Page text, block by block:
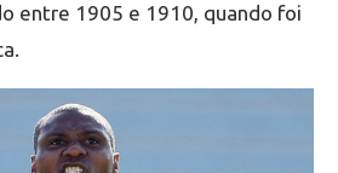
entre 1905 e 1910, quando foi